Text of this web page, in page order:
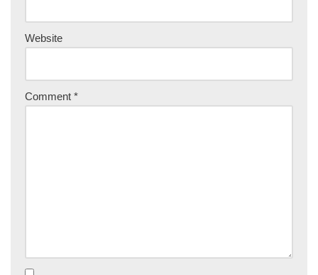
Website
Comment *